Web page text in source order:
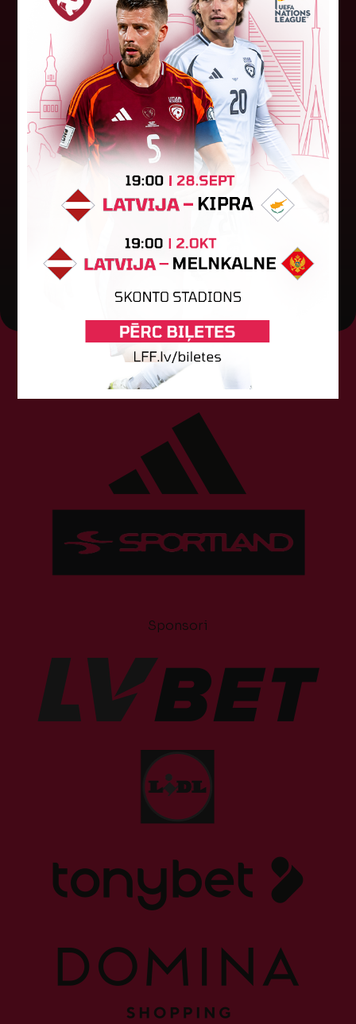
Jūlijā par labāko "LuckyBet" SFL
atzīta Keita Zviedre
Par "LuckyBet" Sieviešu futbola līgas jūnija
labāko spēlētāju atzīta FS "Metta" spēlētāja
Keita Zviedre. Uzvarētāja tika noskaidrota
balsojumā, kurā tika apkopotas...
06. augusts 2026.
Tehniskais sponsors
Sponsori